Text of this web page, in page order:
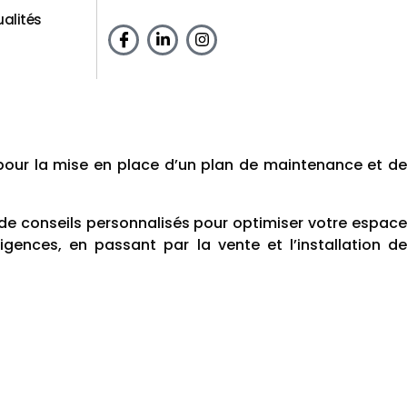
la mise en place d’un plan de maintenance et de
conseils personnalisés pour optimiser votre espace
en passant par la vente et l’installation de